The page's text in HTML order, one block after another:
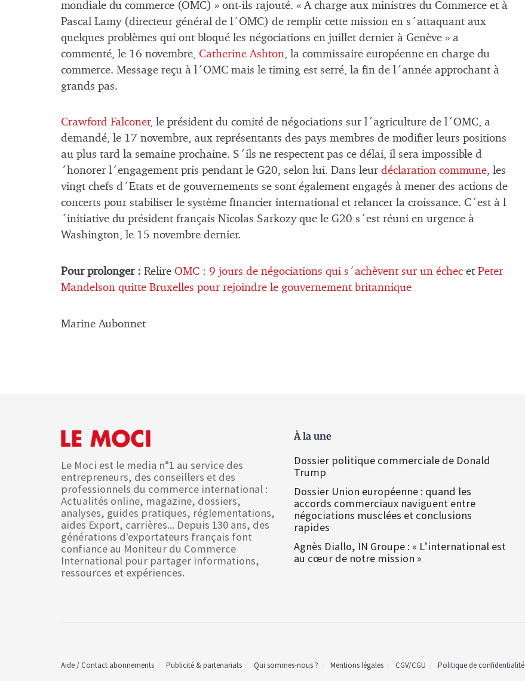
mondiale du commerce (OMC) » ont-ils rajouté. « A charge aux ministres du Commerce et à
Pascal Lamy (directeur général de l´OMC) de remplir cette mission en s´attaquant aux
quelques problèmes qui ont bloqué les négociations en juillet dernier à Genève » a
commenté, le 16 novembre, Catherine Ashton , la commissaire européenne en charge du
commerce. Message reçu à l´OMC mais le timing est serré, la fin de l´année approchant à
grands pas.
Crawford Falconer, le président du comité de négociations sur l´agriculture de l´OMC, a
demandé, le 17 novembre, aux représentants des pays membres de modifier leurs positions
au plus tard la semaine prochaine. S´ils ne respectent pas ce délai, il sera impossible d
´honorer l´engagement pris pendant le G20, selon lui. Dans leur déclaration commune, les
vingt chefs d´Etats et de gouvernements se sont également engagés à mener des actions de
concerts pour stabiliser le système financier international et relancer la croissance. C´est à l
´initiative du président français Nicolas Sarkozy que le G20 s´est réuni en urgence à
Washington, le 15 novembre dernier.
Pour prolonger : Relire OMC : 9 jours de négociations qui s´achèvent sur un échec et Peter
Mandelson quitte Bruxelles pour rejoindre le gouvernement britannique
Marine Aubonnet
Le Moci est le media n°1 au service des
entrepreneurs, des conseillers et des
professionnels du commerce international :
Actualités online, magazine, dossiers,
analyses, guides pratiques, réglementations,
aides Export, carrières... Depuis 130 ans, des
générations d'exportateurs français font
confiance au Moniteur du Commerce
International pour partager informations,
ressources et expériences.
À la une
Dossier politique commerciale de Donald
Trump
Dossier Union européenne : quand les
accords commerciaux naviguent entre
négociations musclées et conclusions
rapides
Agnès Diallo, IN Groupe : « L’international est
au cœur de notre mission »
Aide / Contact abonnements Publicité & partenariats Qui sommes-nous ? Mentions légales CGV/CGU Politique de confidentialité